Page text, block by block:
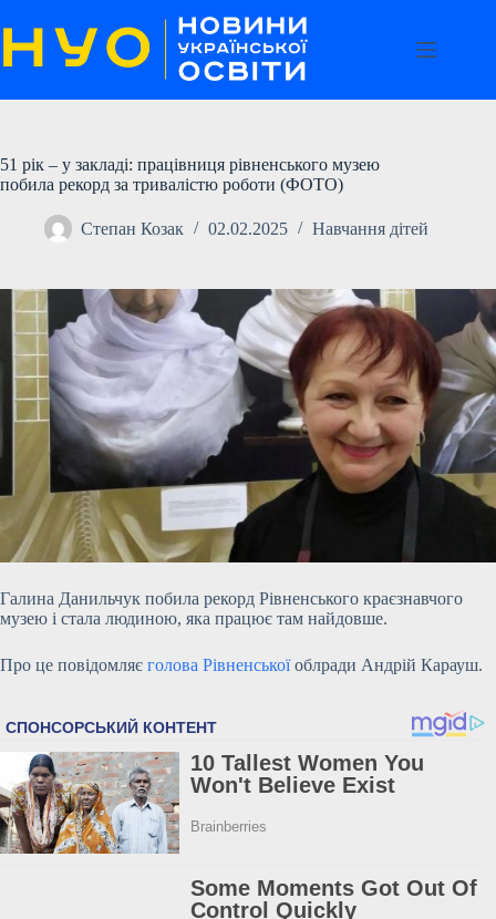
до
вмісту
51 рік – у закладі: працівниця рівненського музею
побила рекорд за тривалістю роботи (ФОТО)
Степан Козак 02.02.2025 Навчання дітей
Галина Данильчук побила рекорд Рівненського краєзнавчого
музею і стала людиною, яка працює там найдовше.
Про це повідомляє голова Рівненськоїоблради Андрій Карауш.